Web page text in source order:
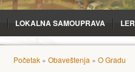
LOKALNA SAMOUPRAVA LЕR
Početak » Obaveštenja » O Gradu